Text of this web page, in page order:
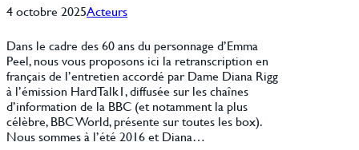
4 octobre 2025Acteurs
Dans le cadre des 60 ans du personnage d’Emma
Peel, nous vous proposons ici la retranscription en
français de l’entretien accordé par Dame Diana Rigg
à l’émission HardTalk1, diffusée sur les chaînes
d’information de la BBC (et notamment la plus
célèbre, BBC World, présente sur toutes les box).
Nous sommes à l’été 2016 et Diana…